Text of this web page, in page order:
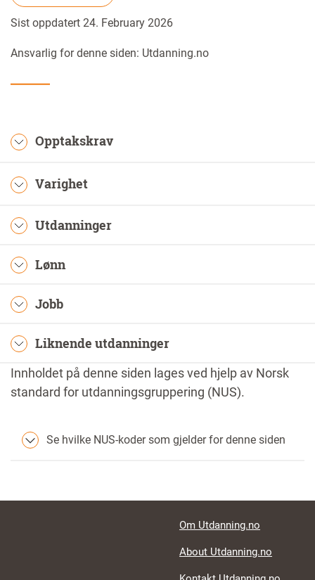
Sist oppdatert 24. February 2026
Ansvarlig for denne siden: Utdanning.no
Opptakskrav
Varighet
Utdanninger
Lønn
Jobb
Liknende utdanninger
Innholdet på denne siden lages ved hjelp av Norsk
standard for utdanningsgruppering (NUS).
Se hvilke NUS-koder som gjelder for denne siden
Footer links
Om Utdanning.no
About Utdanning.no